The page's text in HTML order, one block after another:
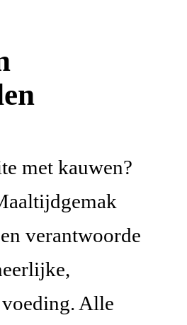
met kauwen?
verantwoorde
Alle